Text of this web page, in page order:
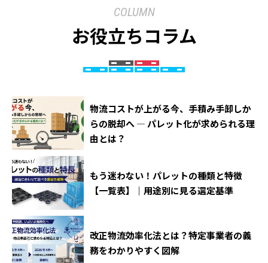
COLUMN
お役立ちコラム
物流コストが上がる今、手積み手卸しか
らの脱却へ ― パレット化が求められる理
由とは？
もう迷わない！パレットの種類と特徴
【一覧表】｜用途別に見る選定基準
改正物流効率化法とは？特定事業者の義
務をわかりやすく図解